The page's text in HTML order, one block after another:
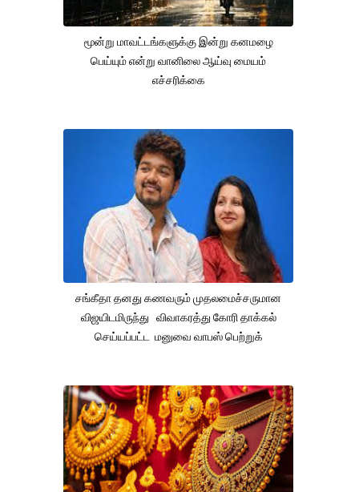
மூன்று மாவட்டங்களுக்கு இன்று கனமழை
பெய்யும் என்று வானிலை ஆய்வு மையம்
எச்சரிக்கை
சங்கீதா தனது கணவரும் முதலமைச்சருமான
விஜயிடமிருந்து விவாகரத்து கோரி தாக்கல்
செய்யப்பட்ட மனுவை வாபஸ் பெற்றுக்